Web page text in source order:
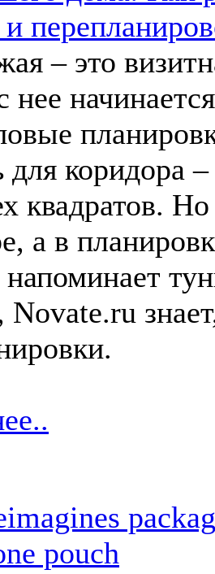
– это
нее
коридора
квадратов.
а в
Novate.ru
pouch